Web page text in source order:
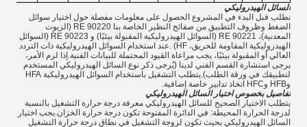
السائل الهيدروليكي
نطلب قبل البدء في المشروع الحصول على معلومات مفصلة حول اختيار سوائل
الضغط وظروف التطبيق من صفائح النظير الخاصة بنا RE 90220 (الزيوت
المعدنية)، RE 90221 (السوائل الهيدروليكية المقبولة بيئيًا) و RE 90223 (السوائل
الهيدروليكية المقاومة للحريق، HF) .عند استخدام السوائل الهيدروليكية ذات التردد
العالي أو المقبولة بيئيًا، يجب مراعاة القيود المحتملة للبيانات الفنية.إذا لزم الأمر،
يرجى استشارة القسم الفني لدينا (يُرجى ذكر نوع السائل الهيدروليكي المستخدم
لتطبيقك في ورقة الطلب).يتطلب التشغيل باستخدام السوائل الهيدروليكية HFA
وHFB وHFC اتخاذ تدابير خاصة إضافية.
تفاصيل بخصوص اختيار السائل الهيدروليكي
يتطلب الاختيار الصحيح للسائل الهيدروليكي معرفة درجة حرارة التشغيل بالنسبة
لدرجة الحرارة المحيطة: في الدائرة المفتوحة تكون درجة حرارة الخزان.يجب اختيار
السائل الهيدروليكي بحيث تكون لزوجة التشغيل في نطاق درجة حرارة التشغيل